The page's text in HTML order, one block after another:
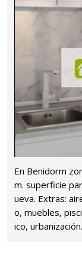
En Benidorm
m. superficie
ueva. Extras:
o, muebles,
ico,